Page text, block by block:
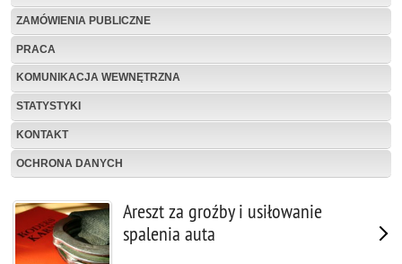
ZAMÓWIENIA PUBLICZNE
PRACA
KOMUNIKACJA WEWNĘTRZNA
STATYSTYKI
KONTAKT
OCHRONA DANYCH
Areszt za groźby i usiłowanie
spalenia auta